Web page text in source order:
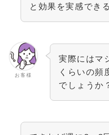
と効果を実感でき
お客様
実際にはマ
くらいの頻
でしょうか